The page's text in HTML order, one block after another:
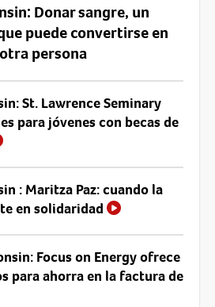
Donar sangre, un
puede convertirse en
persona
St. Lawrence Seminary
para jóvenes con becas de
: Maritza Paz: cuando la
en solidaridad
Focus on Energy ofrece
para ahorra en la factura de